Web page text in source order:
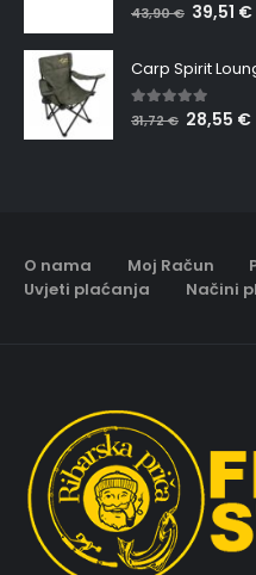
5.00out of 5
43,90€ 39,51 €
Carp Spirit
5.00 out of 5
31,72€ 28,55 €
O nama Moj Račun
Uvjeti plaćanja
Načini